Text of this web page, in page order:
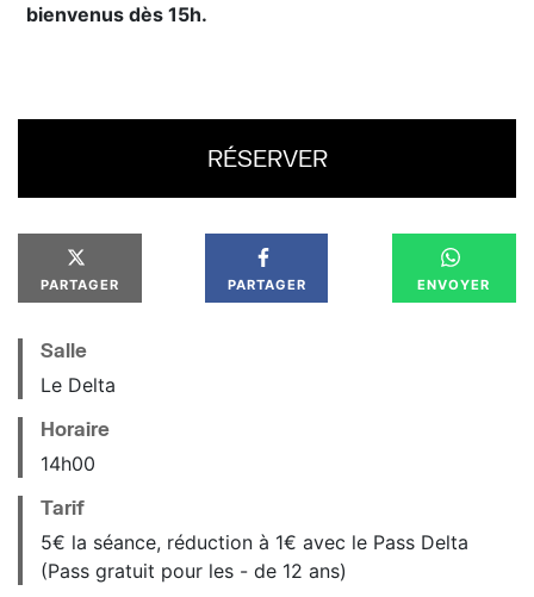
bienvenus dès 15h.
RÉSERVER
PARTAGER PARTAGER ENVOYER
Salle
Le Delta
Horaire
14h00
Tarif
5€ la séance, réduction à 1€ avec le Pass Delta
(Pass gratuit pour les - de 12 ans)